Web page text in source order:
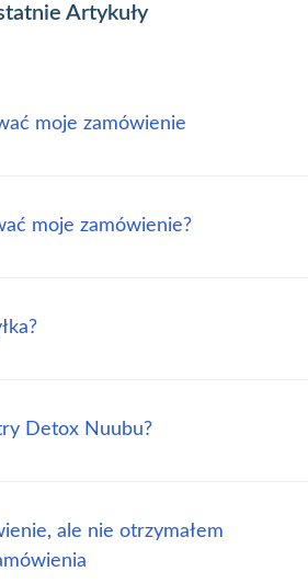
Artykuły
moje zamówienie
moje zamówienie?
Detox Nuubu?
ale nie otrzymałem